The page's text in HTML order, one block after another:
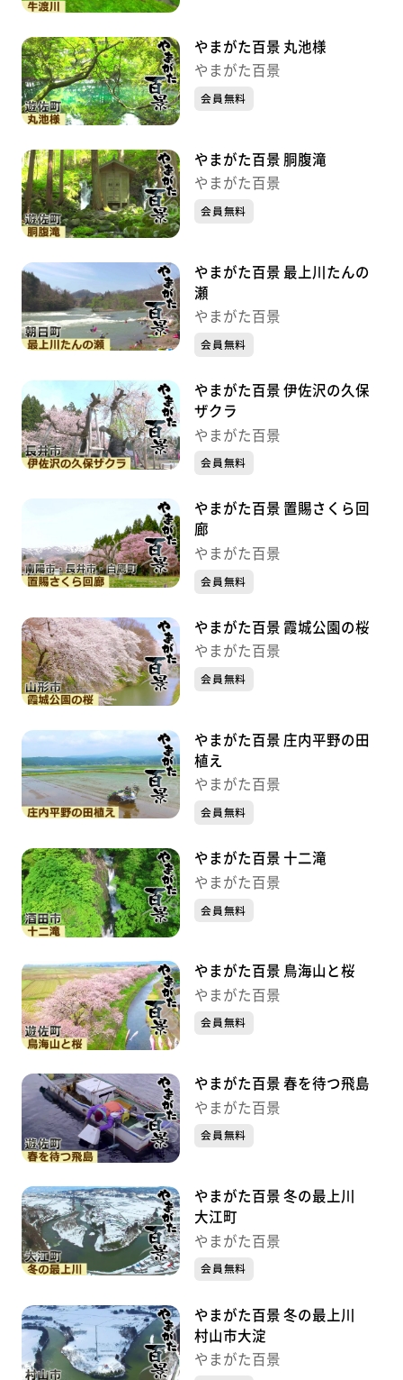
やまがた百景 丸池様
やまがた百景
会員無料
やまがた百景 胴腹滝
やまがた百景
会員無料
やまがた百景 最上川たんの
瀬
やまがた百景
会員無料
やまがた百景 伊佐沢の久保
ザクラ
やまがた百景
会員無料
やまがた百景 置賜さくら回
廊
やまがた百景
会員無料
やまがた百景 霞城公園の桜
やまがた百景
会員無料
やまがた百景 庄内平野の田
植え
やまがた百景
会員無料
やまがた百景 十二滝
やまがた百景
会員無料
やまがた百景 鳥海山と桜
やまがた百景
会員無料
やまがた百景 春を待つ飛島
やまがた百景
会員無料
やまがた百景 冬の最上川
大江町
やまがた百景
会員無料
やまがた百景 冬の最上川
村山市大淀
やまがた百景